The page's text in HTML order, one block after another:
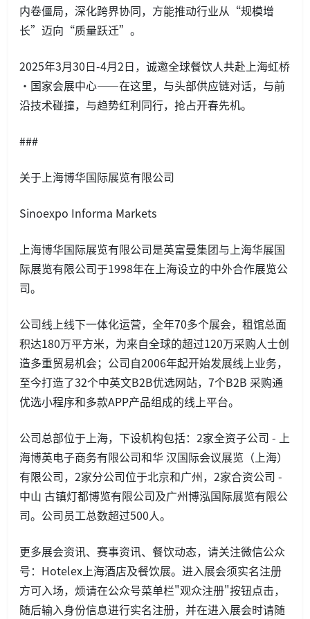
内卷僵局，深化跨界协同，方能推动行业从“规模增
长”迈向“质量跃迁”。
2025年3月30日-4月2日，诚邀全球餐饮人共赴上海虹桥
·国家会展中心——在这里，与头部供应链对话，与前
沿技术碰撞，与趋势红利同行，抢占开春先机。
###
关于上海博华国际展览有限公司
Sinoexpo Informa Markets
上海博华国际展览有限公司是英富曼集团与上海华展国
际展览有限公司于1998年在上海设立的中外合作展览公
司。
公司线上线下一体化运营，全年70多个展会，租馆总面
积达180万平方米，为来自全球的超过120万采购人士创
造多重贸易机会；公司自2006年起开始发展线上业务，
至今打造了32个中英文B2B优选网站，7个B2B 采购通
优选小程序和多款APP产品组成的线上平台。
公司总部位于上海，下设机构包括：2家全资子公司 - 上
海博英电子商务有限公司和华 汉国际会议展览（上海）
有限公司，2家分公司位于北京和广州，2家合资公司 -
中山 古镇灯都博览有限公司及广州博泓国际展览有限公
司。公司员工总数超过500人。
更多展会资讯、赛事资讯、餐饮动态，请关注微信公众
号：Hotelex上海酒店及餐饮展。进入展会须实名注册
方可入场，烦请在公众号菜单栏"观众注册"按钮点击，
随后输入身份信息进行实名注册，并在进入展会时请随